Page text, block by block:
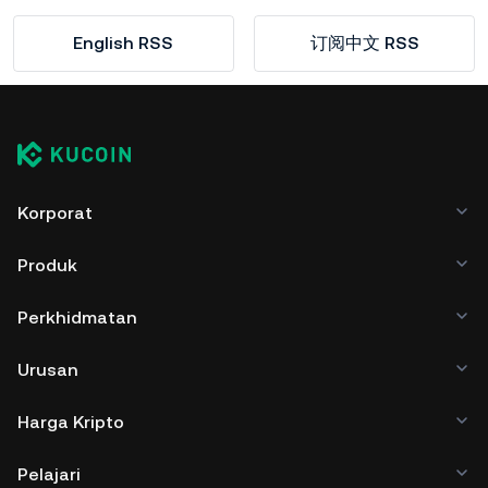
English RSS 订阅中文 RSS
Korporat
Produk
Perkhidmatan
Urusan
Harga Kripto
Pelajari